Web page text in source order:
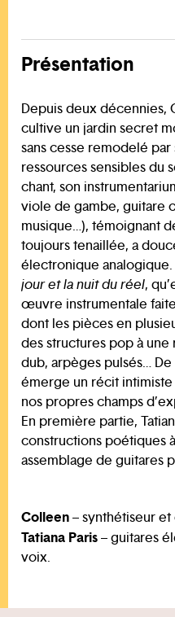
Présentation
Depuis deux décennies,
cultive un jardin secret
sans cesse remodelé
ressources sensibles du
chant, son
viole de gambe, guitare
musique…), témoignant
toujours tenaillée, a
électronique analogique.
jour et la nuit du réel,
œuvre instrumentale
dont les pièces en
des structures pop à
dub, arpèges pulsés…
émerge un récit
nos propres champs
En première partie,
constructions poétiques
assemblage de guitares
Colleen– synthétiseur
Tatiana Paris– guitares
voix.